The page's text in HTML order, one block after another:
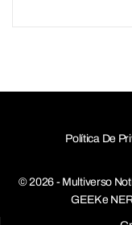
Política De
© 2026 - Multiverso
GEEK e